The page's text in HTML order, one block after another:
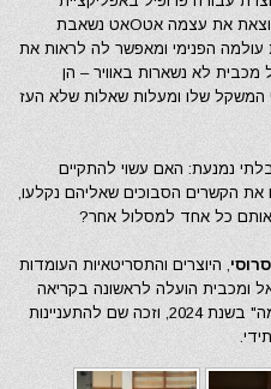
היכרויות, ומבלי שתכננה זאת, מכבית מוצאת את עצמה אטОאט נשאבת
הפנימי ומאפשר לה לראות את
מכבית לא נשארות באוויר – הן
המשקל שלו ומעלות שאלות שלא העז
נמנעת: האם עשוי להתקיים
את הקשרים הסבוכים שאליהם נקלעו,
כל אחד למסלול אחר?
, היוצרים והתסריטאיות העומדות
ומכבית הועלה לראשונה בקריאה
מבוימת במסגרת פסטיבל "פותחים במה" בשנת 2024, וזכה שם להתעניינות